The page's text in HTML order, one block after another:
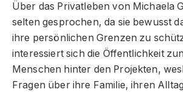
Über das Privatleben von Michaela
selten gesprochen, da sie bewusst
ihre persönlichen Grenzen zu
interessiert sich die Öffentlichkeit
Menschen hinter den Projekten,
Fragen über ihre Familie, ihren